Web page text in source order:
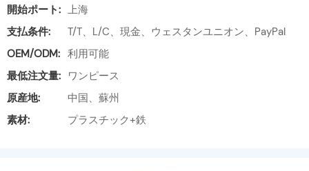
開始ポート: 上海
支払条件:
T/T、L/C、現金、ウェスタンユニオン、PayPal
OEM/ODM: 利用可能
最低注文量: ワンピース
原産地:
中国、蘇州
素材:
プラスチック+鉄